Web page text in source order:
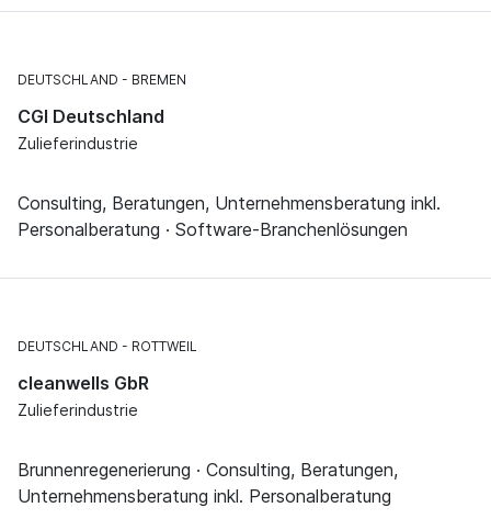
DEUTSCHLAND BREMEN
CGI Deutschland
Zulieferindustrie
Consulting, Beratungen, Unternehmensberatung inkl.
Personalberatung · Software-Branchenlösungen
DEUTSCHLAND ROTTWEIL
cleanwells GbR
Zulieferindustrie
Brunnenregenerierung · Consulting, Beratungen,
Unternehmensberatung inkl. Personalberatung